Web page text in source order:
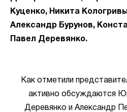
Куценко, Никита
Александр Бурунов,
Павел Деревянко.
Как отметили
активно обсуждаются
Деревянко и Александр